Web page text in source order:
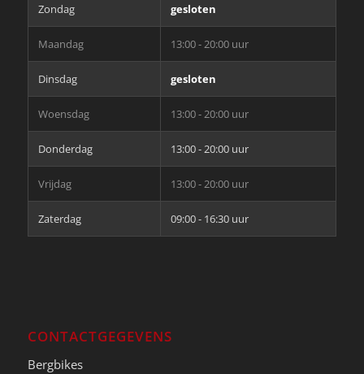
Zondag gesloten
Maandag 13:00 - 20:00 uur
Dinsdag gesloten
Woensdag 13:00 - 20:00 uur
Donderdag 13:00 - 20:00 uur
Vrijdag 13:00 - 20:00 uur
Zaterdag 09:00 - 16:30 uur
CONTACTGEGEVENS
Bergbikes